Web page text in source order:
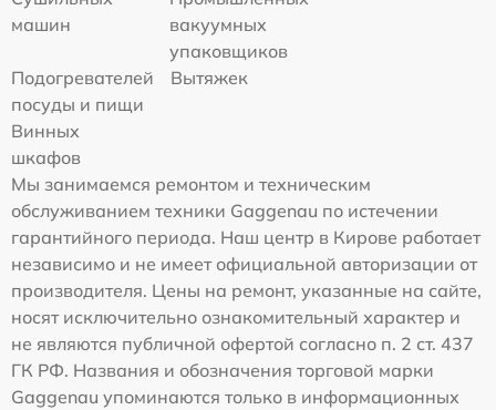
машин
вакуумных
упаковщиков
Подогревателей
посуды и пищи
Вытяжек
Винных
шкафов
Мы занимаемся ремонтом и техническим
обслуживанием техники Gaggenau по истечении
гарантийного периода. Наш центр в Кирове работает
независимо и не имеет официальной авторизации от
производителя. Цены на ремонт, указанные на сайте,
носят исключительно ознакомительный характер и
не являются публичной офертой согласно п. 2 ст. 437
ГК РФ. Названия и обозначения торговой марки
Gaggenau упоминаются только в информационных